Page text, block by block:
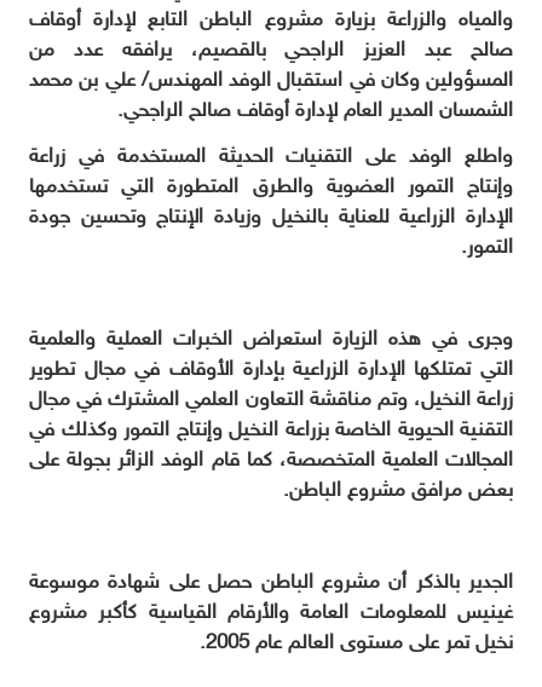
والمياه والزراعة بزيارة مشروع الباطن التابع لإدارة أوقاف
صالح عبد العزيز الراجحي بالقصيم، يرافقه عدد من
المسؤولين وكان في استقبال الوفد المهندس/ علي بن محمد
الشمسان المدير العام لإدارة أوقاف صالح الراجحي.
واطلع الوفد على التقنيات الحديثة المستخدمة في زراعة
وإنتاج التمور العضوية ‏والطرق المتطورة التي تستخدمها
الإدارة الزراعية للعناية بالنخيل وزيادة الإنتاج وتحسين جودة
التمور.
وجرى في هذه الزيارة استعراض الخبرات العملية والعلمية
التي تمتلكها الإدارة الزراعية بإدارة الأوقاف في مجال تطوير
زراعة النخيل، وتم مناقشة التعاون العلمي المشترك في مجال
التقنية الحيوية الخاصة بزراعة النخيل وإنتاج التمور وكذلك في
المجالات العلمية المتخصصة، كما قام الوفد الزائر بجولة على
بعض مرافق مشروع الباطن.
الجدير بالذكر أن مشروع الباطن حصل على شهادة موسوعة
غينيس للمعلومات العامة والأرقام القياسية كأكبر مشروع
نخيل تمر على مستوى العالم عام 2005.